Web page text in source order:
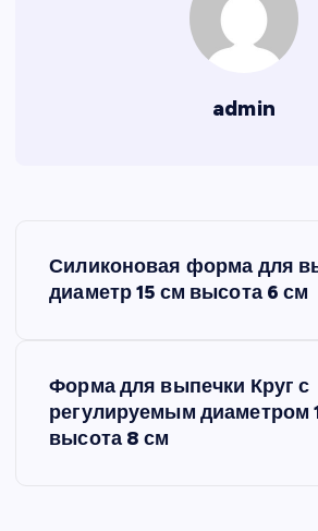
admin
Силиконовая форма для
диаметр 15 см высота 6 см
Форма для выпечки Круг с
регулируемым диаметром
высота 8 см